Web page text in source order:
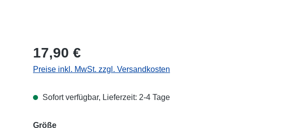
Regulärer Preis:
17,90 €
Preise inkl. MwSt. zzgl. Versandkosten
Sofort verfügbar, Lieferzeit: 2-4 Tage
Größeauswählen